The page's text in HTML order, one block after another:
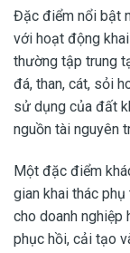
Đặc điểm nổi bật
với hoạt động
thường tập trung
đá, than, cát, sỏi
sử dụng của đất
nguồn tài nguyên
Một đặc điểm
gian khai thác
cho doanh nghiệp
phục hồi, cải tạo